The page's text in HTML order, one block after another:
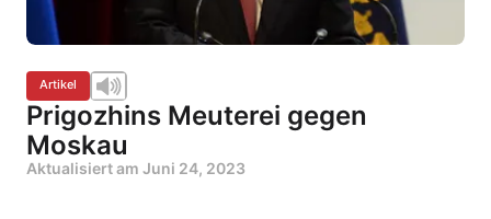
Artikel
Prigozhins Meuterei gegen
Moskau
Aktualisiert am Juni 24, 2023